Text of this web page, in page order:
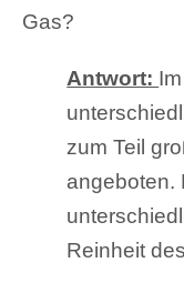
Gas?
Antwort:
zum Teil
angeboten.
Reinheit